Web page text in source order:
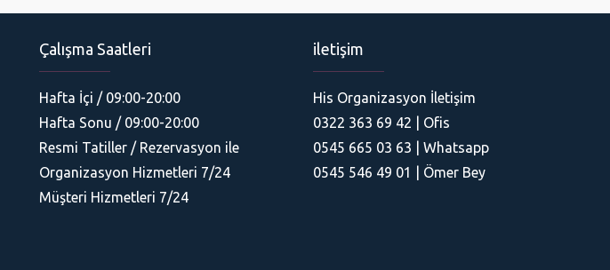
Çalışma Saatleri
Hafta İçi / 09:00-20:00
Hafta Sonu / 09:00-20:00
Resmi Tatiller / Rezervasyon ile
Organizasyon Hizmetleri 7/24
Müşteri Hizmetleri 7/24
iletişim
His Organizasyon İletişim
0322 363 69 42 | Ofis
0545 665 03 63 | Whatsapp
0545 546 49 01 | Ömer Bey
His Organizasyon